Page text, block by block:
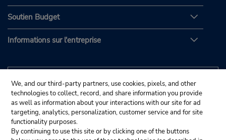
Soutien Budget
Informations sur l'entreprise
We, and our third-party partners, use cookies, pixels, and other
technologies to collect, record, and share information you provide
as well as information about your interactions with our site for ad
targeting, analytics, personalization, customer service and for site
functionality purposes.
By continuing to use this site or by clicking one of the buttons